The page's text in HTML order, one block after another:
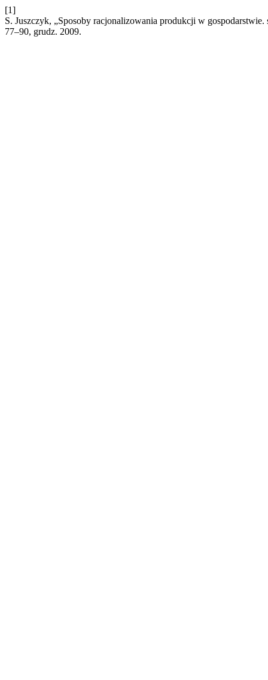
[1]
S. Juszczyk, „Sposoby racjonalizowania produkcji w gospodarstwie.
77–90, grudz. 2009.